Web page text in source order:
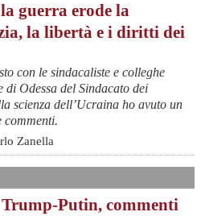
guerra erode la
la libertà e i diritti dei
con le sindacaliste e colleghe
di Odessa del Sindacato dei
scienza dell’Ucraina ho avuto un
commenti.
Zanella
Putin, commenti